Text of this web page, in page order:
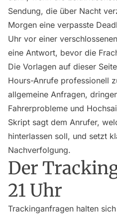
Sendung, die über Nacht
Morgen eine verpasste
Uhr vor einer
eine Antwort, bevor die
Die Vorlagen auf dieser
Hours-Anrufe professionell
allgemeine Anfragen,
Fahrerprobleme und
Skript sagt dem Anrufer,
hinterlassen soll, und setzt
Nachverfolgung.
Der
21 Uhr
Trackinganfragen halten